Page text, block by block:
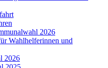
2026
Wahlhelferinnen und
2026